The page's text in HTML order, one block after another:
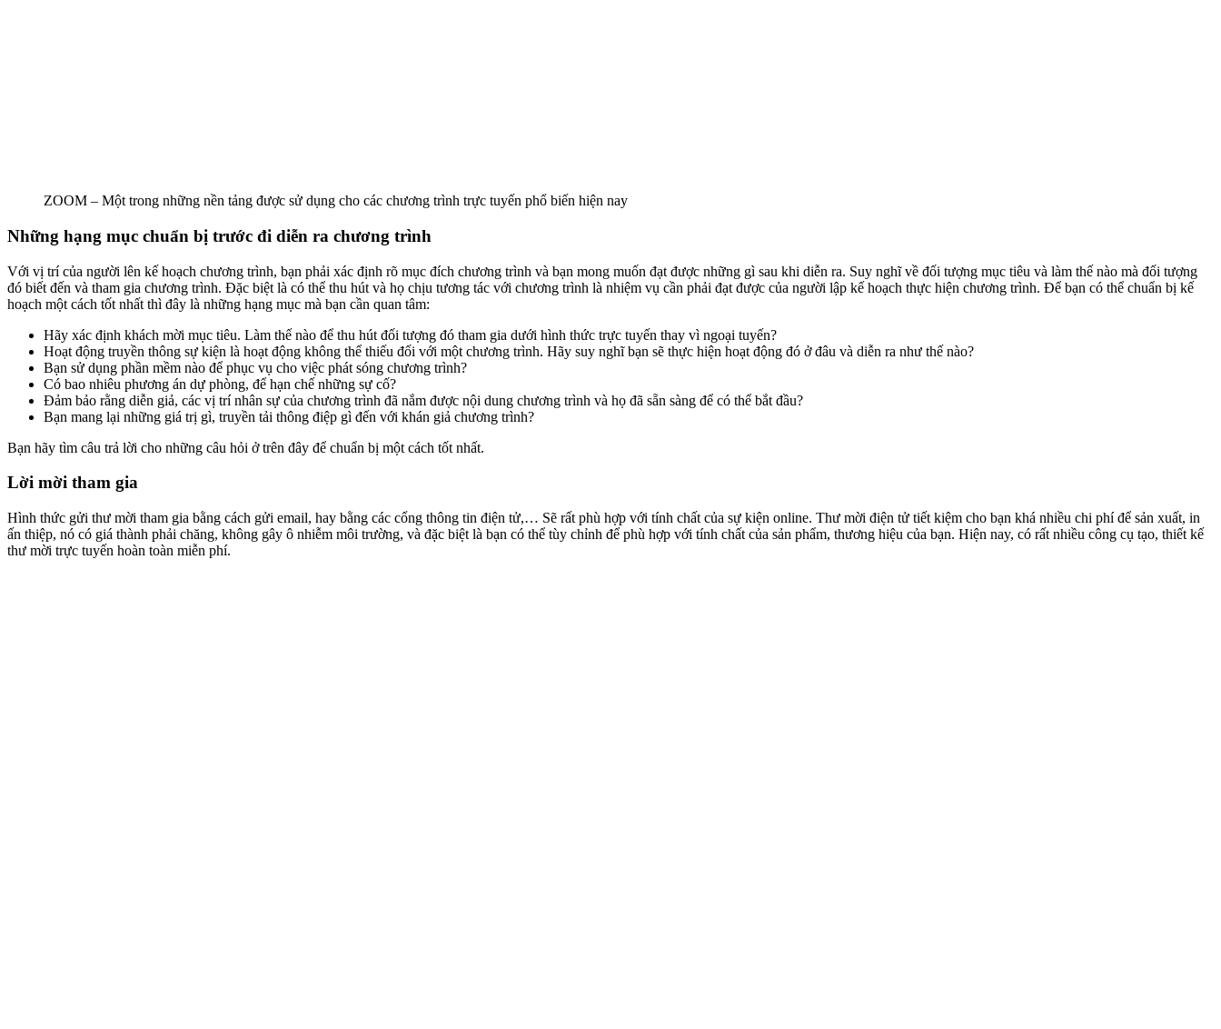
ZOOM – Một trong những nền tảng được sử dụng cho các chương trình trực tuyến phổ biến hiện nay
Những hạng mục chuẩn bị trước đi diễn ra chương trình
Với vị trí của người lên kế hoạch chương trình, bạn phải xác định rõ mục đích chương trình và bạn mong muốn đạt được những gì sau khi diễn ra. Suy nghĩ về đối tượng mục tiêu và làm thế nào mà đối tượng
đó biết đến và tham gia chương trình. Đặc biệt là có thể thu hút và họ chịu tương tác với chương trình là nhiệm vụ cần phải đạt được của người lập kế hoạch thực hiện chương trình. Để bạn có thể chuẩn bị kế
hoạch một cách tốt nhất thì đây là những hạng mục mà bạn cần quan tâm:
Hãy xác định khách mời mục tiêu. Làm thế nào để thu hút đối tượng đó tham gia dưới hình thức trực tuyến thay vì ngoại tuyến?
Hoạt động truyền thông sự kiện là hoạt động không thể thiếu đối với một chương trình. Hãy suy nghĩ bạn sẽ thực hiện hoạt động đó ở đâu và diễn ra như thế nào?
Bạn sử dụng phần mềm nào để phục vụ cho việc phát sóng chương trình?
Có bao nhiêu phương án dự phòng, để hạn chế những sự cố?
Đảm bảo rằng diễn giả, các vị trí nhân sự của chương trình đã nắm được nội dung chương trình và họ đã sẵn sàng để có thể bắt đầu?
Bạn mang lại những giá trị gì, truyền tải thông điệp gì đến với khán giả chương trình?
Bạn hãy tìm câu trả lời cho những câu hỏi ở trên đây để chuẩn bị một cách tốt nhất.
Lời mời tham gia
Hình thức gửi thư mời tham gia bằng cách gửi email, hay bằng các cổng thông tin điện tử,… Sẽ rất phù hợp với tính chất của sự kiện online. Thư mời điện tử tiết kiệm cho bạn khá nhiều chi phí để sản xuất, in
ấn thiệp, nó có giá thành phải chăng, không gây ô nhiễm môi trường, và đặc biệt là bạn có thể tùy chỉnh để phù hợp với tính chất của sản phẩm, thương hiệu của bạn. Hiện nay, có rất nhiều công cụ tạo, thiết kế
thư mời trực tuyến hoàn toàn miễn phí.